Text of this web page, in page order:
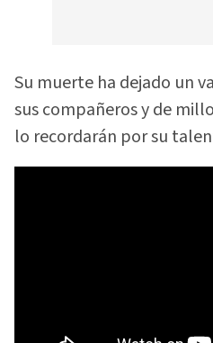
Su muerte ha dejado un
sus compañeros y de
lo recordarán por su